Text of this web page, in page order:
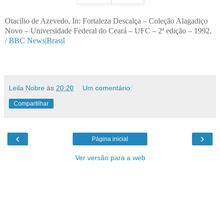
Otacílio de Azevedo, In: Fortaleza Descalça – Coleção Alagadiço
Novo – Universidade Federal do Ceará – UFC – 2ª edição – 1992.
/BBC News|Brasil
Leila Nobre às 20:20 Um comentário:
Compartilhar
‹ ›
Página inicial
Ver versão para a web